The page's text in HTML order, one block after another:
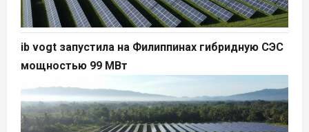
ib vogt запустила на Филиппинах гибридную СЭС
мощностью 99 МВт